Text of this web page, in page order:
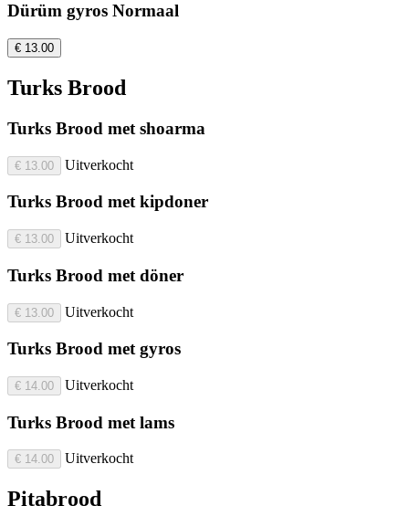
Dürüm gyros Normaal
€ 13.00
Turks Brood
Turks Brood met shoarma
€ 13.00 Uitverkocht
Turks Brood met kipdoner
€ 13.00 Uitverkocht
Turks Brood met döner
€ 13.00 Uitverkocht
Turks Brood met gyros
€ 14.00 Uitverkocht
Turks Brood met lams
€ 14.00 Uitverkocht
Pitabrood